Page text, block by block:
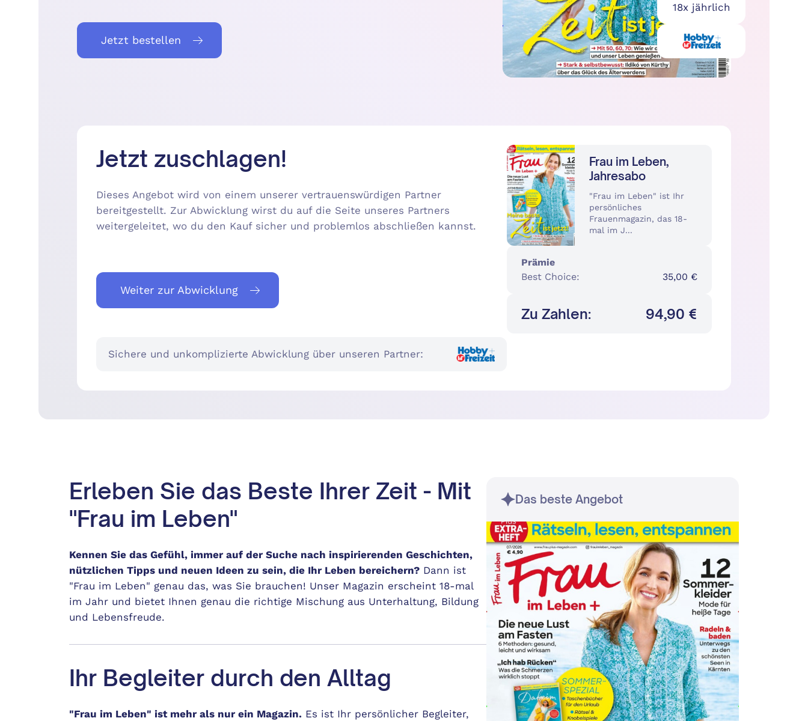
Jetzt bestellen
18x jährlich
Jetzt zuschlagen!
Dieses Angebot wird von einem unserer vertrauenswürdigen Partner
bereitgestellt. Zur Abwicklung wirst du auf die Seite unseres Partners
weitergeleitet, wo du den Kauf sicher und problemlos abschließen kannst.
Weiter zur Abwicklung
Sichere und unkomplizierte Abwicklung über unseren Partner:
Frau im Leben,
Jahresabo
"Frau im Leben" ist Ihr
persönliches
Frauenmagazin, das 18-
mal im J...
Prämie
Best Choice: 35,00 €
Zu Zahlen: 94,90 €
Erleben Sie das Beste Ihrer Zeit - Mit
"Frau im Leben"
Kennen Sie das Gefühl, immer auf der Suche nach inspirierenden Geschichten,
nützlichen Tipps und neuen Ideen zu sein, die Ihr Leben bereichern?Dann ist
"Frau im Leben" genau das, was Sie brauchen! Unser Magazin erscheint 18-mal
im Jahr und bietet Ihnen genau die richtige Mischung aus Unterhaltung, Bildung
und Lebensfreude.
Ihr Begleiter durch den Alltag
"Frau im Leben" ist mehr als nur ein Magazin.Es ist Ihr persönlicher Begleiter,
Das beste Angebot